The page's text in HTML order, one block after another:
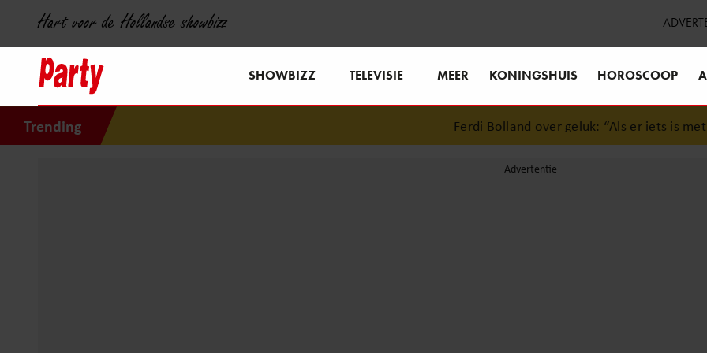
Hart voor de Hollandse showbizz
SHOWBIZZ TELEVISIE MEER KONINGSHUIS HOROSCOOP
Trending Ferdi Bolland over geluk: “Als er iets is met